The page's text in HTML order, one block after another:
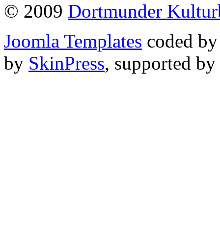
© 2009 Dortmunder
Joomla Templates coded
by SkinPress, supported by